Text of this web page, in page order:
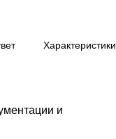
Характеристики
и